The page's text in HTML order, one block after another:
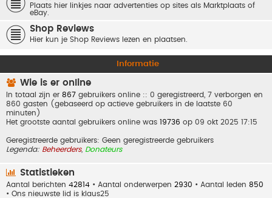
Plaats hier linkjes naar advertenties op sites als Marktplaats of
eBay.
Shop Reviews
Hier kun je Shop Reviews lezen en plaatsen.
Informatie
Wie is er online
In totaal zijn er 867 gebruikers online :: 0 geregistreerd, 7 verborgen en
860 gasten (gebaseerd op actieve gebruikers in de laatste 60
minuten)
Het grootste aantal gebruikers online was 19736 op 09 okt 2025 17:15
Geregistreerde gebruikers: Geen geregistreerde gebruikers
Legenda: Beheerders, Donateurs
Statistieken
Aantal berichten 42814 • Aantal onderwerpen 2930 • Aantal leden 850
• Ons nieuwste lid is klaus25